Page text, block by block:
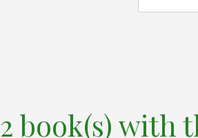
2 book(s) with